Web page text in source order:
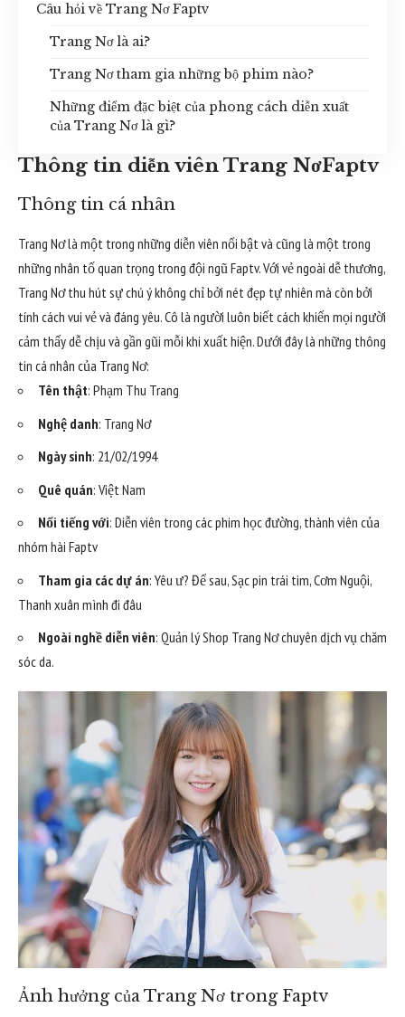
Câu hỏi về Trang Nơ Faptv
Trang Nơ là ai?
Trang Nơ tham gia những bộ phim nào?
Những điểm đặc biệt của phong cách diễn xuất
của Trang Nơ là gì?
Thông tin diễn viên Trang NơFaptv
Thông tin cá nhân
Trang Nơ là một trong những diễn viên nổi bật và cũng là một trong
những nhân tố quan trọng trong đội ngũ Faptv. Với vẻ ngoài dễ thương,
Trang Nơ thu hút sự chú ý không chỉ bởi nét đẹp tự nhiên mà còn bởi
tính cách vui vẻ và đáng yêu. Cô là người luôn biết cách khiến mọi người
cảm thấy dễ chịu và gần gũi mỗi khi xuất hiện. Dưới đây là những thông
tin cá nhân của Trang Nơ:
Tên thật: Phạm Thu Trang
Nghệ danh: Trang Nơ
Ngày sinh: 21/02/1994
Quê quán: Việt Nam
Nổi tiếng với: Diễn viên trong các phim học đường, thành viên của
nhóm hài Faptv
Tham gia các dự án: Yêu ư? Để sau, Sạc pin trái tim, Cơm Nguội,
Thanh xuân mình đi đâu
Ngoài nghề diễn viên: Quản lý Shop Trang Nơ chuyên dịch vụ chăm
sóc da.
Ảnh hưởng của Trang Nơ trong Faptv